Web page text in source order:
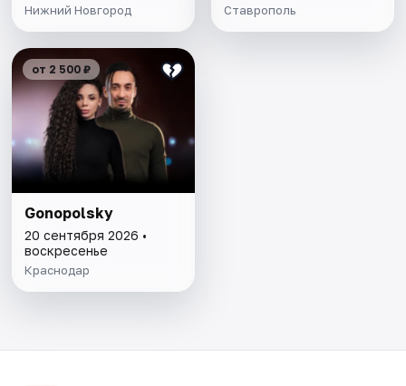
Нижний Новгород Ставрополь
от 2 500 ₽
Gonopolsky
20 сентября 2026 •
воскресенье
Краснодар